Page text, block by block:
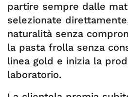
partire sempre dalle
selezionate
naturalità senza
la pasta frolla senza
linea gold e inizia la
laboratorio.